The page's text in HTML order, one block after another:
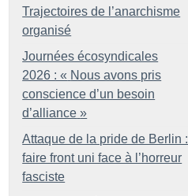
Trajectoires de l’anarchisme
organisé
Journées écosyndicales
2026 : « Nous avons pris
conscience d’un besoin
d’alliance »
Attaque de la pride de Berlin :
faire front uni face à l’horreur
fasciste